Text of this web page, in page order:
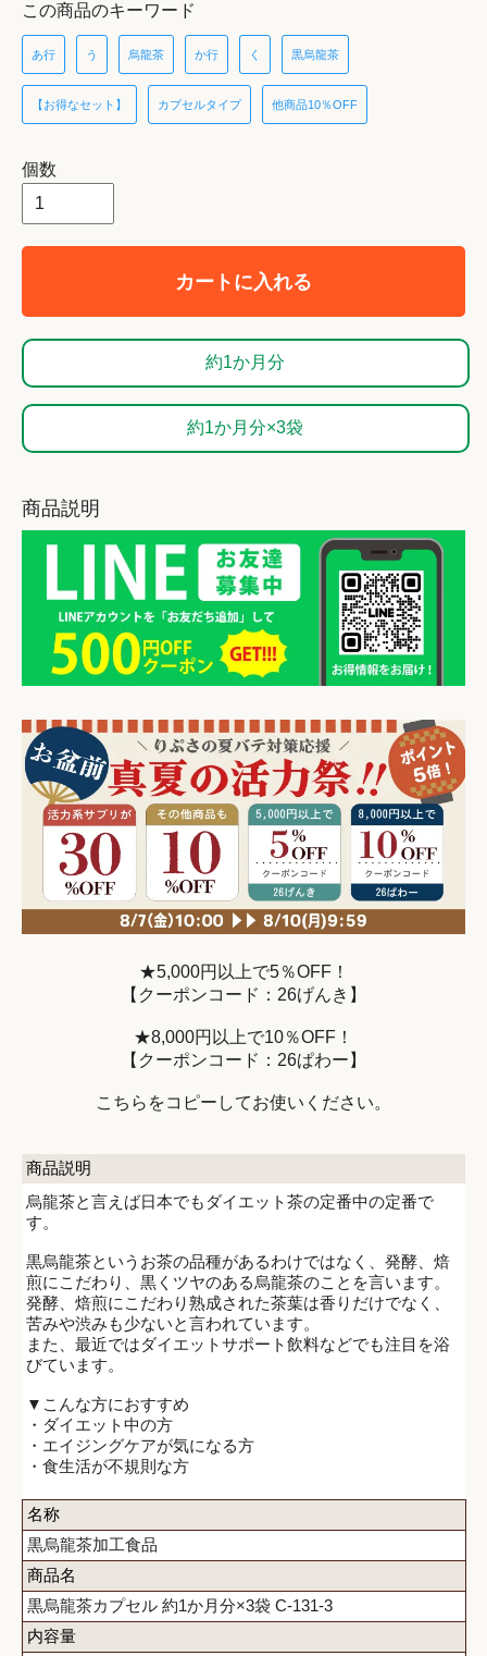
この商品のキーワード
あ行 う 烏龍茶 か行 く 黒烏龍茶
【お得なセット】 カプセルタイプ 他商品10％OFF
個数
カートに入れる
約1か月分
約1か月分×3袋
商品説明
★5,000円以上で5％OFF！
【クーポンコード：26げんき】
★8,000円以上で10％OFF！
【クーポンコード：26ぱわー】
こちらをコピーしてお使いください。
商品説明
烏龍茶と言えば日本でもダイエット茶の定番中の定番で
す。
黒烏龍茶というお茶の品種があるわけではなく、発酵、焙
煎にこだわり、黒くツヤのある烏龍茶のことを言います。
発酵、焙煎にこだわり熟成された茶葉は香りだけでなく、
苦みや渋みも少ないと言われています。
また、最近ではダイエットサポート飲料などでも注目を浴
びています。
▼こんな方におすすめ
・ダイエット中の方
・エイジングケアが気になる方
・食生活が不規則な方
名称
黒烏龍茶加工食品
商品名
黒烏龍茶カプセル 約1か月分×3袋 C-131-3
内容量